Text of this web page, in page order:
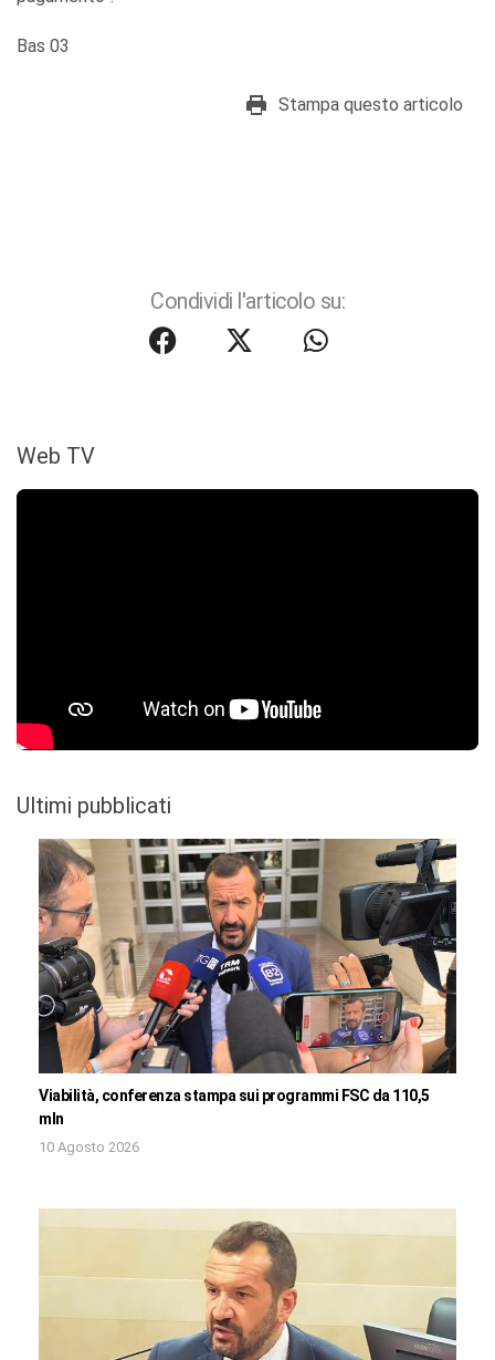
Bas 03
Stampa questo articolo
Condividi l'articolo su:
Web TV
Ultimi pubblicati
Viabilità, conferenza stampa sui programmi FSC da 110,5
mln
10 Agosto 2026